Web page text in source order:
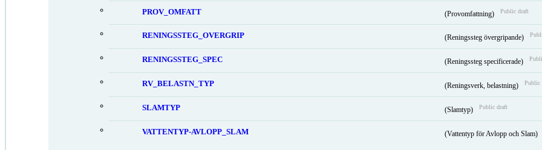
PROV_OMFATT (Provomfattning) Public draft
RENINGSSTEG_OVERGRIP (Reningssteg övergripande)
RENINGSSTEG_SPEC (Reningssteg specificerade)
RV_BELASTN_TYP (Reningsverk, belastning) Public
SLAMTYP (Slamtyp) Public draft
VATTENTYP-AVLOPP_SLAM (Vattentyp för Avlopp och Slam)